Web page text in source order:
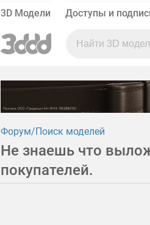
3D Модели Доступы и
Форум Поиск моделей
Не знаешь что
покупателей.